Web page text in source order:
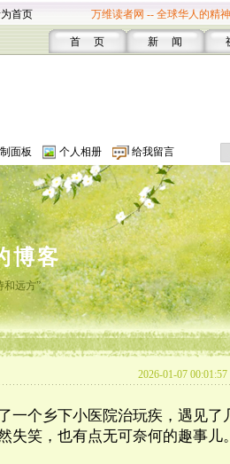
首页 万维读者网 -- 全球华人的精
首 页 新 闻
面板 个人相册 给我留言
博客
和远方”。
2026-01-07 00:01:57
一个乡下小医院治玩疾，遇见了
笑，也有点无可奈何的趣事儿。